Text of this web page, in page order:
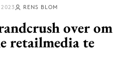
via de Adformatie
RENS BLOM
over om
retailmedia te